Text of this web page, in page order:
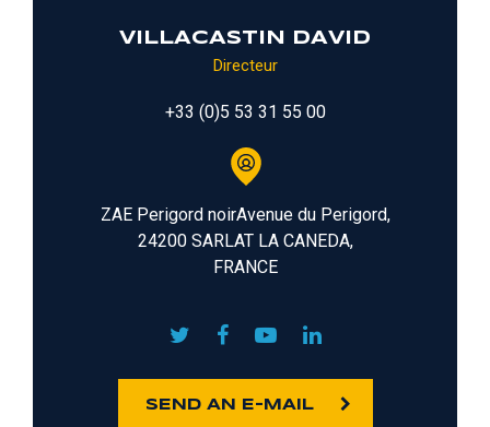
VILLACASTIN DAVID
Directeur
+33 (0)5 53 31 55 00
ZAE Perigord noirAvenue du Perigord,
24200 SARLAT LA CANEDA,
FRANCE
SEND AN E-MAIL